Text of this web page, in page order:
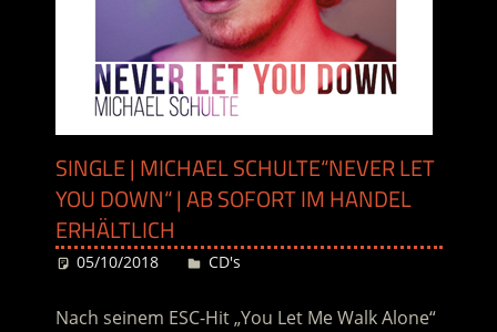
SINGLE | MICHAEL SCHULTE“NEVER LET
YOU DOWN“ | AB SOFORT IM HANDEL
ERHÄLTLICH
05/10/2018 Desiree
CD's
Nach seinem ESC-Hit „You Let Me Walk Alone“